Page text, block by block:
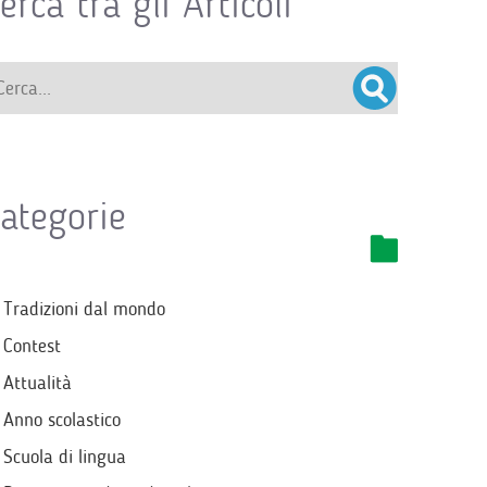
Tradizioni dal mondo
Contest
Attualità
Anno scolastico
Scuola di lingua